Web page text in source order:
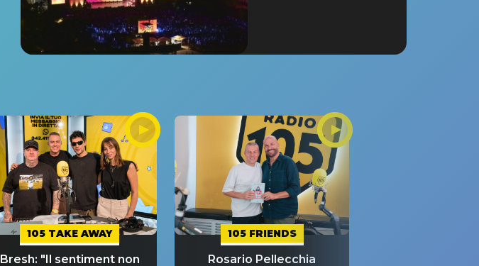
105 TAKE AWAY
Bresh: "Il sentiment non
105 FRIENDS
Rosario Pellecchia